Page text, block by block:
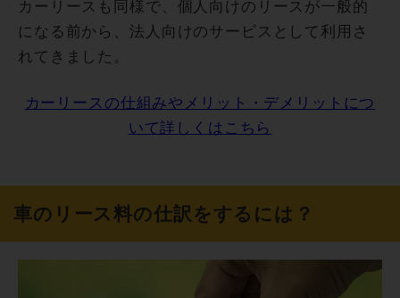
カーリースも同様で、個人向けのリースが一般的
になる前から、法人向けのサービスとして利用さ
れてきました。
カーリースの仕組みやメリット・デメリットにつ
いて詳しくはこちら
車のリース料の仕訳をするには？